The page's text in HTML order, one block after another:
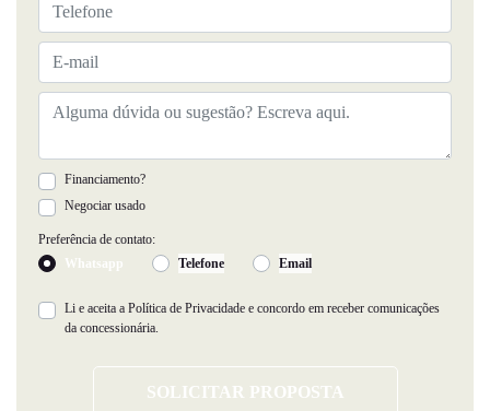
Financiamento?
Negociar usado
Preferência de contato:
Whatsapp
Telefone Email
Li e aceita a Política de Privacidade e concordo em receber comunicações
da concessionária.
SOLICITAR PROPOSTA